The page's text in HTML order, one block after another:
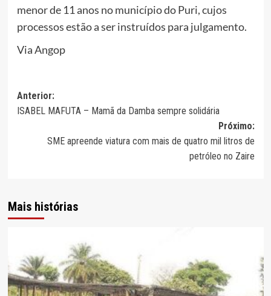
menor de 11 anos no município do Puri, cujos
processos estão a ser instruídos para julgamento.
Via Angop
Navegação
de
artigos
Anterior:
ISABEL MAFUTA – Mamã da Damba sempre solidária
Próximo:
SME apreende viatura com mais de quatro mil litros de
petróleo no Zaire
Mais histórias